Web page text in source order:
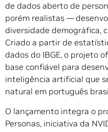
de dados aberto de
porém realistas —
diversidade demográfica,
Criado a partir de
dados do IBGE, o projeto
base confiável para
inteligência artificial que
natural em português
O lançamento integra o
Personas, iniciativa da